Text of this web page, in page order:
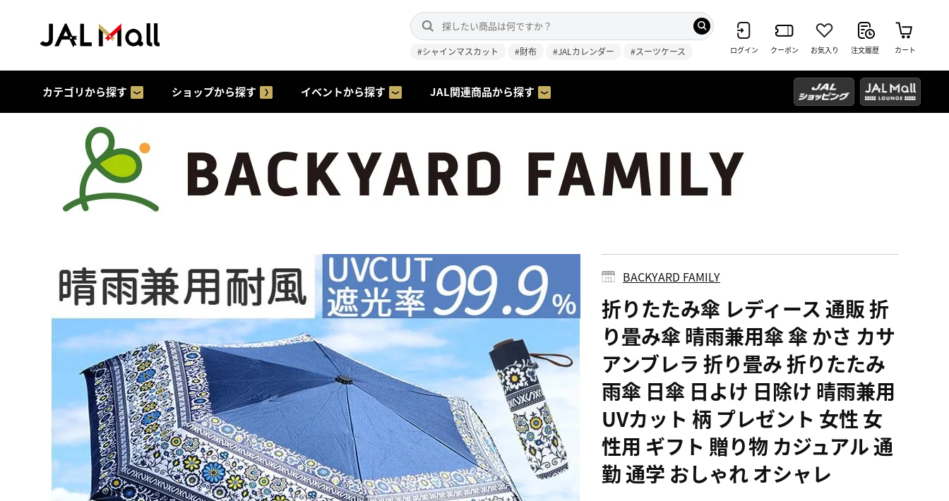
#シャインマスカット #財布 #JALカレンダー #スーツケース ログイン クーポン お気入り 注文履歴 カート
カテゴリから探す ショップから探す イベントから探す JAL関連商品から探す
BACKYARD FAMILY
折りたたみ傘 レディース 通販 折
り畳み傘 晴雨兼用傘 傘 かさ カサ
アンブレラ 折り畳み 折りたたみ
雨傘 日傘 日よけ 日除け 晴雨兼用
UVカット 柄 プレゼント 女性 女
性用 ギフト 贈り物 カジュアル 通
勤 通学 おしゃれ オシャレ